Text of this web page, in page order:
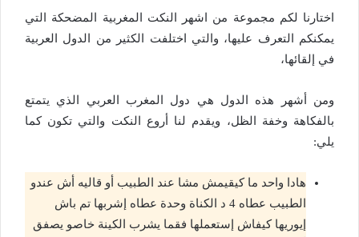
اختارنا لكم مجموعة من اشهر النكت المغربية المضحكة التي
يمكنكم التعرف عليها، والتي اختلفت الكثير من الدول العربية
في إلقائها،
ومن أشهر هذه الدول هي دول المغرب العربي الذي يتمتع
بالفكاهة وخفة الظل، ويقدم لنا أروع النكت والتي تكون كما
يلي:
هادا واحد ما كيقيمش مشا عند الطبيب أو قاليه أش عندو
الطبيب عطاه 4 د الكناة وحدة عطاه إشربها تم باش
إيوريها كيفاش إستعملها فقما يشرب الكينة خاصو يصفق